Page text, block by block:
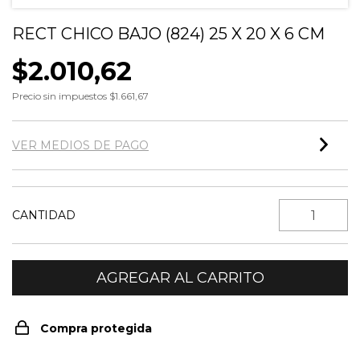
RECT CHICO BAJO (824) 25 X 20 X 6 CM
$2.010,62
Precio sin impuestos $1.661,67
VER MEDIOS DE PAGO
CANTIDAD
Compra protegida